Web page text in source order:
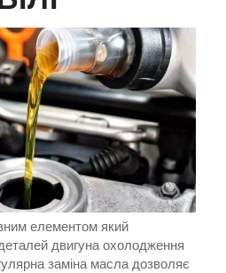
елементом який
двигуна охолодження
заміна масла дозволяє